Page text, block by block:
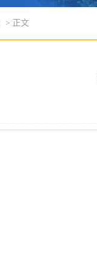
> 正文